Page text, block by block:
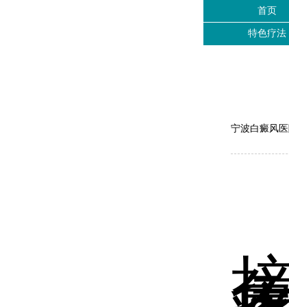
首页
特色疗法